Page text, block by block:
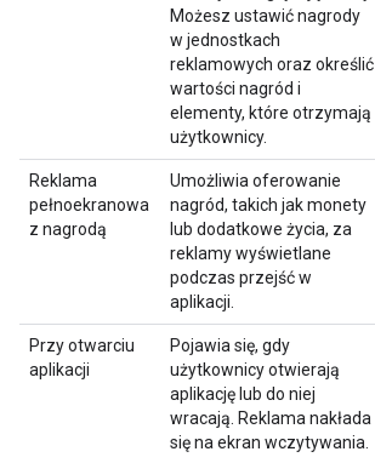
Możesz ustawić nagrody
w jednostkach
reklamowych oraz określić
wartości nagród i
elementy, które otrzymają
użytkownicy.
Reklama
pełnoekranowa
z nagrodą
Umożliwia oferowanie
nagród, takich jak monety
lub dodatkowe życia, za
reklamy wyświetlane
podczas przejść w
aplikacji.
Przy otwarciu
aplikacji
Pojawia się, gdy
użytkownicy otwierają
aplikację lub do niej
wracają. Reklama nakłada
się na ekran wczytywania.